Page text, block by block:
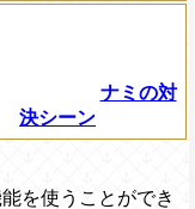
ナミの対
決シーン
を使うことができ